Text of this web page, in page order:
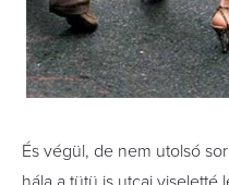
És végül, de nem utolsó